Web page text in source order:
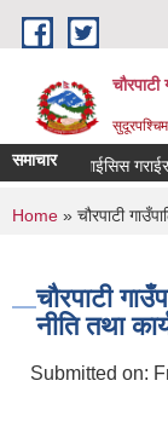
Skip to main content
चौरपाटी
समाचार
डायलाईसिस
You are
Home » चौरपाटी
चौरपाटी
नीति तथा
Submitted on: